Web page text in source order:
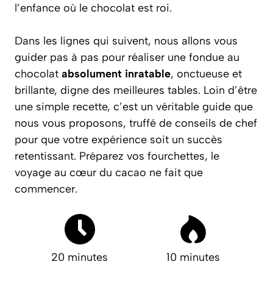
l’enfance où le chocolat est roi.
Dans les lignes qui suivent, nous allons vous
guider pas à pas pour réaliser une fondue au
chocolat absolument inratable, onctueuse et
brillante, digne des meilleures tables. Loin d’être
une simple recette, c’est un véritable guide que
nous vous proposons, truffé de conseils de chef
pour que votre expérience soit un succès
retentissant. Préparez vos fourchettes, le
voyage au cœur du cacao ne fait que
commencer.
20 minutes 10 minutes